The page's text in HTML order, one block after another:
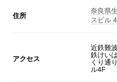
住所
奈良県
スビル
アクセス
近鉄難
鉄けい
くり通
ル4F